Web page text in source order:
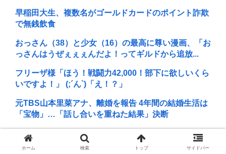
早稲田大生、複数名がゴールドカードのポイント詐欺
で無銭飲食
おっさん（38）と少女（16）の最高に尊い漫画、「お
っさんはうぜぇぇぇんだよ！ってギルドから追放...
フリーザ様「ほう！戦闘力42,000！部下に欲しいくら
いですよ！」 (;´ん`)「え！？」
元TBS山本里菜アナ、離婚を報告 4年間の結婚生活は
「宝物」…「話し合いを重ねた結果」決断
日本の芸能人、続々と日本脱出
ホーム 検索 トップ サイドバー